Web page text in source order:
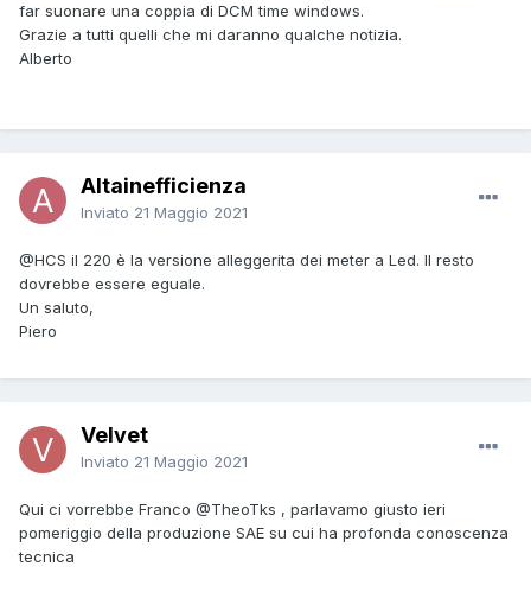
far suonare una coppia di DCM time windows.
Grazie a tutti quelli che mi daranno qualche notizia.
Alberto
Altainefficienza
Inviato 21 Maggio 2021
@HCS il 220 è la versione alleggerita dei meter a Led. Il resto
dovrebbe essere eguale.
Un saluto,
Piero
Velvet
Inviato 21 Maggio 2021
Qui ci vorrebbe Franco @TheoTks , parlavamo giusto ieri
pomeriggio della produzione SAE su cui ha profonda conoscenza
tecnica